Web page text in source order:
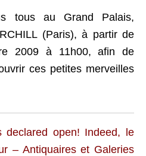
tous au Grand Palais,
(Paris), à partir de
2009 à 11h00, afin de
ces petites merveilles
declared open! Indeed, le
– Antiquaires et Galeries